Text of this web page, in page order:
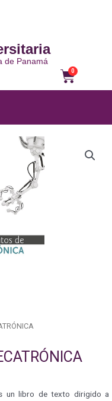
de Panamá
0
un libro de texto dirigido a